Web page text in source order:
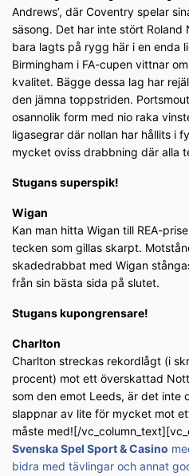
Andrews’, där Coventry spelar
säsong. Det har inte stört
bara lagts på rygg här i en enda
Birmingham i FA-cupen vittnar
kvalitet. Bägge dessa lag har
den jämna toppstriden.
osannolik form med nio raka
ligasegrar där nollan har hållits i
mycket oviss drabbning där alla
Stugans superspik!
Wigan
Kan man hitta Wigan till REA-
tecken som gillas skarpt.
skadedrabbat med Wigan
från sin bästa sida på slutet.
Stugans kupongrensare!
Charlton
Charlton streckas rekordlågt (i
procent) mot ett överskattad
som den emot Leeds, är det inte
slappnar av lite för mycket mot
måste med![/
Svenska Spel Sport & Casino
bidra med tävlingar och annat